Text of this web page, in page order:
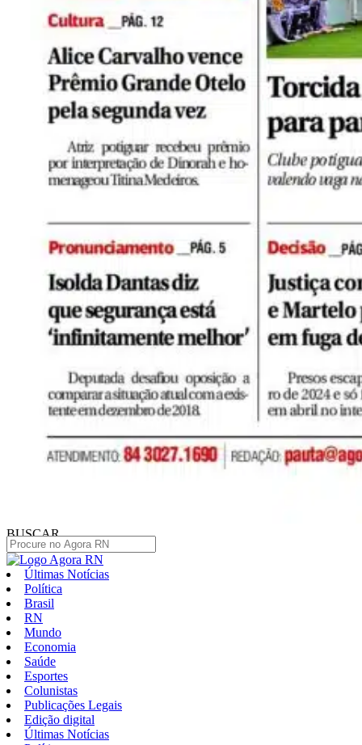
BUSCAR
Últimas Notícias
Política
Brasil
RN
Mundo
Economia
Saúde
Esportes
Colunistas
Publicações Legais
Edição digital
Últimas Notícias